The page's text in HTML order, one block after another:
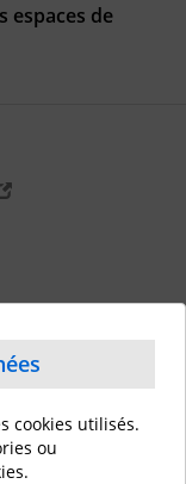
espaces de
cookies utilisés.
ou